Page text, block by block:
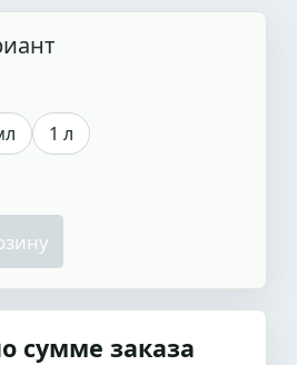
1 л
сумме заказа